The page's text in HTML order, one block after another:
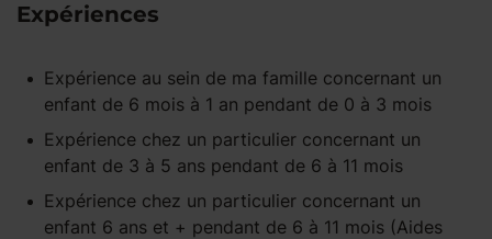
Expériences
Expérience au sein de ma famille concernant un
enfant de 6 mois à 1 an pendant de 0 à 3 mois
Expérience chez un particulier concernant un
enfant de 3 à 5 ans pendant de 6 à 11 mois
Expérience chez un particulier concernant un
enfant 6 ans et + pendant de 6 à 11 mois (Aides